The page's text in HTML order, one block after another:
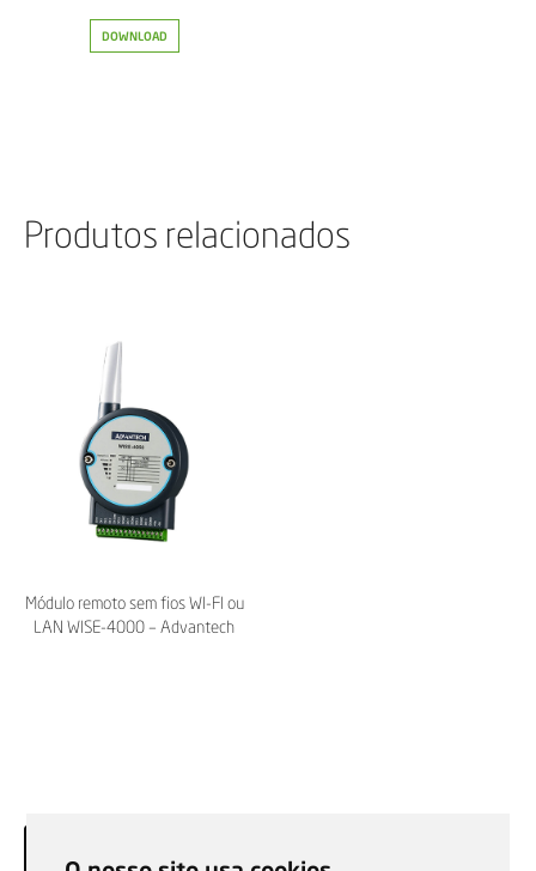
DOWNLOAD
Produtos relacionados
Módulo remoto sem fios WI-FI ou
LAN WISE-4000 – Advantech